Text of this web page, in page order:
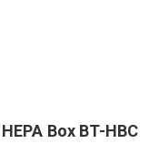
Box BT-HBC